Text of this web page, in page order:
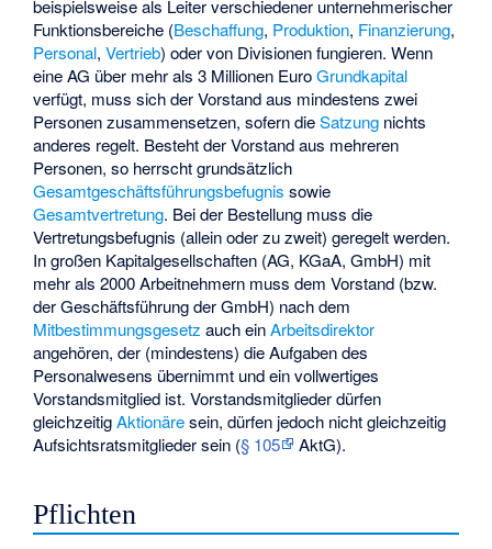
beispielsweise als Leiter verschiedener unternehmerischer
Funktionsbereiche (Beschaffung, Produktion, Finanzierung,
Personal,Vertrieb) oder von Divisionen fungieren. Wenn
eine AG über mehr als 3 Millionen EuroGrundkapital
verfügt, muss sich der Vorstand aus mindestens zwei
Personen zusammensetzen, sofern dieSatzung nichts
anderes regelt. Besteht der Vorstand aus mehreren
Personen, so herrscht grundsätzlich
Gesamtgeschäftsführungsbefugnis sowie
Gesamtvertretung. Bei der Bestellung muss die
Vertretungsbefugnis (allein oder zu zweit) geregelt werden.
In großen Kapitalgesellschaften (AG, KGaA, GmbH) mit
mehr als 2000 Arbeitnehmern muss dem Vorstand (bzw.
der Geschäftsführung der GmbH) nach dem
Mitbestimmungsgesetz auch einArbeitsdirektor
angehören, der (mindestens) die Aufgaben des
Personalwesens übernimmt und ein vollwertiges
Vorstandsmitglied ist. Vorstandsmitglieder dürfen
gleichzeitigAktionäresein, dürfen jedoch nicht gleichzeitig
Aufsichtsratsmitglieder sein (§ 105 AktG).
Pflichten